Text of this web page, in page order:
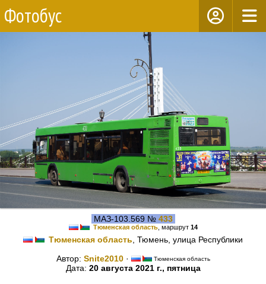
Фотобус
МАЗ-103.569 № 433
Тюменская область, маршрут 14
Тюменская область , Тюмень, улица Республики
Автор: Snite2010· Тюменская область
Дата: 20 августа 2021 г., пятница